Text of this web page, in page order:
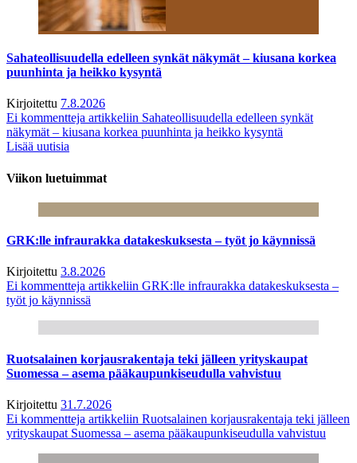
Sahateollisuudella edelleen synkät näkymät – kiusana korkea
puunhinta ja heikko kysyntä
Kirjoitettu 7.8.2026
Ei kommentteja artikkeliin Sahateollisuudella edelleen synkät
näkymät – kiusana korkea puunhinta ja heikko kysyntä
Lisää uutisia
Viikon luetuimmat
GRK:lle infraurakka datakeskuksesta – työt jo käynnissä
Kirjoitettu 3.8.2026
Ei kommentteja artikkeliin GRK:lle infraurakka datakeskuksesta –
työt jo käynnissä
Ruotsalainen korjausrakentaja teki jälleen yrityskaupat
Suomessa – asema pääkaupunkiseudulla vahvistuu
Kirjoitettu 31.7.2026
Ei kommentteja artikkeliin Ruotsalainen korjausrakentaja teki jälleen
yrityskaupat Suomessa – asema pääkaupunkiseudulla vahvistuu